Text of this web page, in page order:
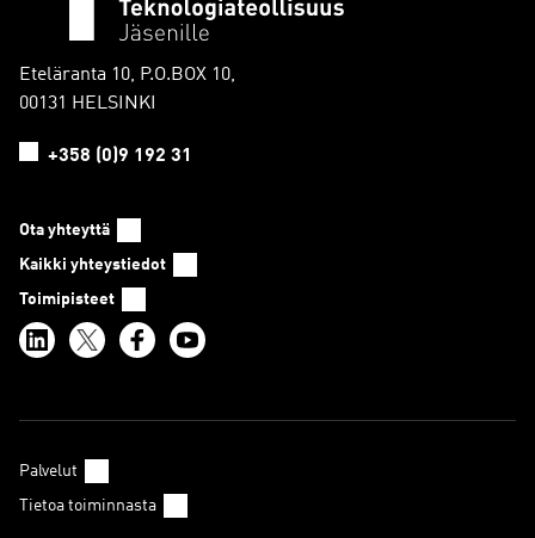
Eteläranta 10, P.O.BOX 10,
00131 HELSINKI
+358 (0)9 192 31
Ota yhteyttä
Kaikki yhteystiedot
Toimipisteet
Palvelut
Tietoa toiminnasta